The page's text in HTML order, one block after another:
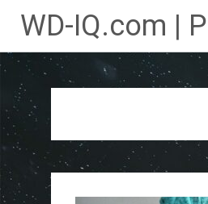
Lompat
konten
WD-IQ.com |